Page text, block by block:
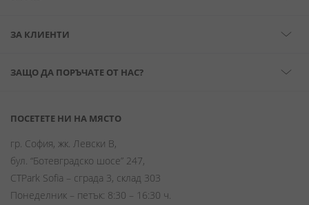
ЗА КЛИЕНТИ
ЗАЩО ДА ПОРЪЧАТЕ ОТ НАС?
ПОСЕТЕТЕ НИ НА МЯСТО
гр. София, жк. Левски В,
бул. “Ботевградско шосе” 247,
CTPark Sofia – сграда 3, склад 303
Понеделник – петък: 8:30 – 16:30 ч.